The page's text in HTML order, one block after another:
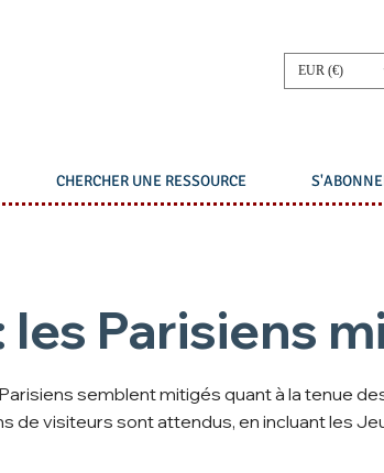
EUR (€)
CHERCHER UNE RESSOURCE
Parisiens
semblent mitigés quant à la tenue
de visiteurs sont attendus, en incluant les